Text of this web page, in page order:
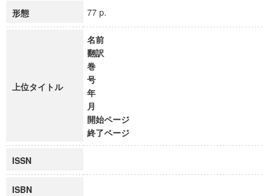
形態 77 p.
上位タイトル
名前
翻訳
巻
号
年
月
開始ページ
終了ページ
ISSN
ISBN